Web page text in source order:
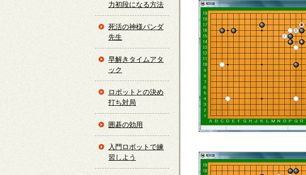
力初段になる方法
死活の神様パンダ
先生
早解きタイムアタ
ック
ロボットとの決め
打ち対局
囲碁の効用
入門ロボットで練
習しよう